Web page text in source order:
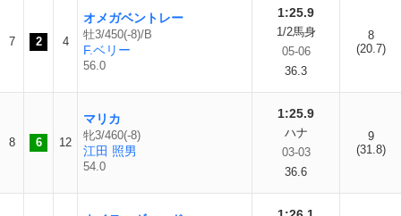
7 2 4
オメガベントレー
牡3/450(-8)/B
F.ベリー
56.0
1:25.9
1/2馬身
05-06
36.3
8
(20.7)
8 6 12
マリカ
牝3/460(-8)
江田 照男
54.0
1:25.9
ハナ
03-03
36.6
9
(31.8)